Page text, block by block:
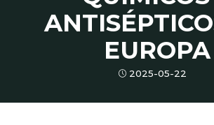
EUROPA
2025-05-22